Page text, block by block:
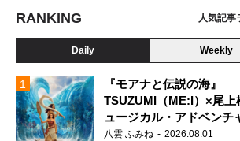
※写真は『ハケンアニメ！』劇中アニメ「サウンドバック
RANKING 人気記事
Daily Weekly
『モアナと伝説の海』
TSUZUMI（ME:I）×尾上
ュージカル・アドベンチ
声を響かせる
八雲 ふみね 2026.08.01